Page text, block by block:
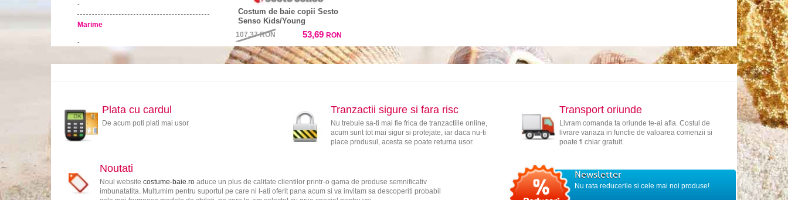
-
Marime
-
Costum de baie copii Sesto
Senso Kids/Young
107,37RON 53,69 RON
Plata cu cardul
De acum poti plati mai usor
Tranzactii sigure si fara risc
Nu trebuie sa-ti mai fie frica de tranzactiile online,
acum sunt tot mai sigur si protejate, iar daca nu-ti
place produsul, acesta se poate returna usor.
Transport oriunde
Livram comanda ta oriunde te-ai afla. Costul de
livrare variaza in functie de valoarea comenzii si
poate fi chiar gratuit.
Noutati
Noul website costume-baie.roaduce un plus de calitate clientilor printr-o gama de produse semnificativ
imbunatatita. Multumim pentru suportul pe care ni l-ati oferit pana acum si va invitam sa descoperiti probabil
Newsletter
Nu rata reducerile si cele mai noi produse!